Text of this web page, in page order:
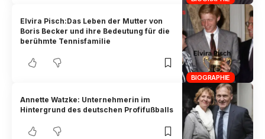
BIOGRAPHIE
Elvira Pisch:Das Leben der Mutter von
Boris Becker und ihre Bedeutung für die
berühmte Tennisfamilie
Annette Watzke: Unternehmerin im
Hintergrund des deutschen Profifußballs